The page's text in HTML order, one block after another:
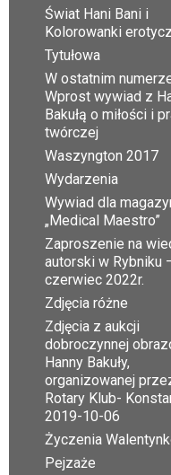
Świat Hani Bani i
Kolorowanki
Tytułowa
W ostatnim
Wprost wywiad z
Bakułą o miłości i
twórczej
Waszyngton 2017
Wydarzenia
Wywiad dla
„Medical Maestro”
Zaproszenie na
autorski w Rybniku
czerwiec 2022r.
Zdjęcia różne
Zdjęcia z aukcji
dobroczynnej
Hanny Bakuły,
organizowanej
Rotary Klub-
2019-10-06
Życzenia
Pejzaże